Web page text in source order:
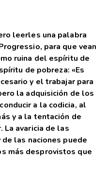
leerles una palabra
para que vean
ruina del espíritu de
de pobreza: «Es
y el trabajar para
la adquisición de los
a la codicia, al
y a la tentación de
avaricia de las
las naciones puede
más desprovistos que